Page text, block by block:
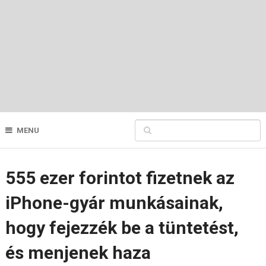
MENU
555 ezer forintot fizetnek az
iPhone-gyár munkásainak,
hogy fejezzék be a tüntetést,
és menjenek haza